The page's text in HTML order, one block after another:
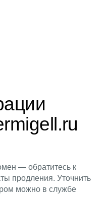
— обратитесь к
продления. Уточнить
можно в службе